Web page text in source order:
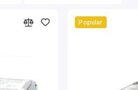
Popular